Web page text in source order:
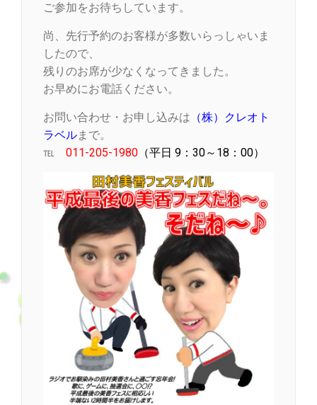
ご参加をお待ちしています。
尚、先行予約のお客様が多数いらっしゃいま
したので、
残りのお席が少なくなってきました。
お早めにお電話ください。
お問い合わせ・お申し込みは （株）クレオト
ラベルまで。
℡ 011-205-1980 （平日 9：30～18：00）